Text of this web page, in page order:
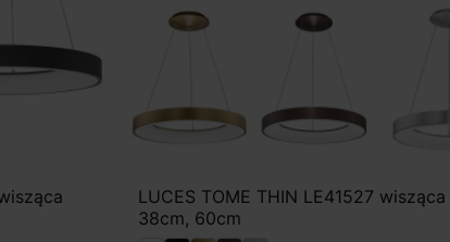
LUCES TOME THIN LE41527 wisząca
38cm, 60cm